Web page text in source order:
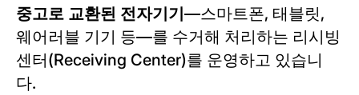
중고로 교환된 전자기기—스마트폰, 태블릿,
웨어러블 기기 등—를 수거해 처리하는 리시빙
센터(Receiving Center)를 운영하고 있습니
다.